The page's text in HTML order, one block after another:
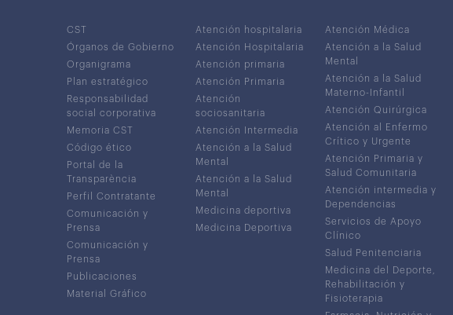
CST
Órganos de Gobierno
Organigrama
Plan estratégico
Responsabilidad
social corporativa
Memoria CST
Código ético
Portal de la
Transparència
Perfil Contratante
Comunicación y
Prensa
Comunicación y
Prensa
Publicaciones
Material Gráfico
Atención hospitalaria
Atención Hospitalaria
Atención primaria
Atención Primaria
Atención
sociosanitaria
Atención Intermedia
Atención a la Salud
Mental
Atención a la Salud
Mental
Medicina deportiva
Medicina Deportiva
Atención Médica
Atención a la Salud
Mental
Atención a la Salud
Materno-Infantil
Atención Quirúrgica
Atención al Enfermo
Crítico y Urgente
Atención Primaria y
Salud Comunitaria
Atención intermedia y
Dependencias
Servicios de Apoyo
Clínico
Salud Penitenciaria
Medicina del Deporte,
Rehabilitación y
Fisioterapia